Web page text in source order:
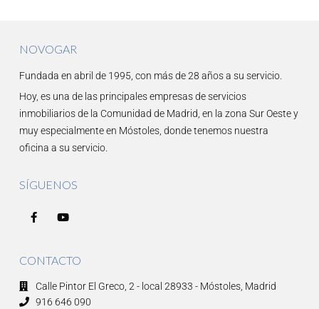
NOVOGAR
Fundada en abril de 1995, con más de 28 años a su servicio.
Hoy, es una de las principales empresas de servicios
inmobiliarios de la Comunidad de Madrid, en la zona Sur Oeste y
muy especialmente en Móstoles, donde tenemos nuestra
oficina a su servicio.
SÍGUENOS
CONTACTO
Calle Pintor El Greco, 2 - local 28933 - Móstoles, Madrid
916 646 090